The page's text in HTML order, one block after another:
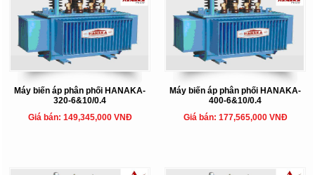
Máy biến áp phân phối HANAKA-
320-6&10/0.4
Giá bán: 149,345,000 VNĐ
Máy biến áp phân phối HANAKA-
400-6&10/0.4
Giá bán: 177,565,000 VNĐ